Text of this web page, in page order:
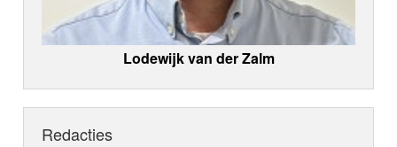
Lodewijk van der Zalm
Redacties